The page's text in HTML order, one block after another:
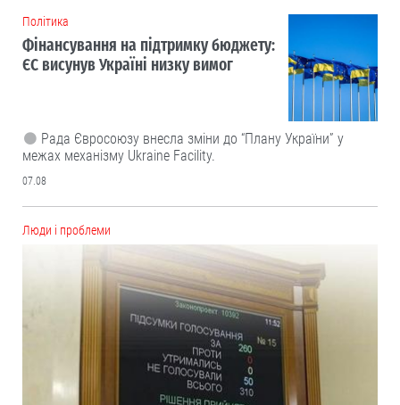
Політика
Фінансування на підтримку бюджету:
ЄС висунув Україні низку вимог
Рада Євросоюзу внесла зміни до “Плану України” у
межах механізму Ukraine Facility.
07.08
Люди і проблеми